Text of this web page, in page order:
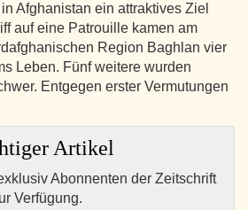
Afghanistan ein attraktives Ziel
auf eine Patrouille kamen am
Region Baghlan vier
Leben. Fünf weitere wurden
Entgegen erster Vermutungen
Artikel
Abonnenten der Zeitschrift
Verfügung.